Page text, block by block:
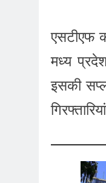
एसटीएफ
मध्य
इसकी